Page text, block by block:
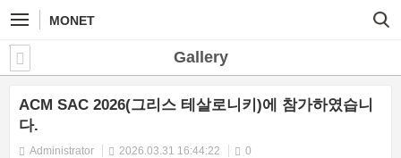
MONET
Gallery
ACM SAC 2026(그리스 테살로니키)에 참가하였습니
다.
Administrator 2026.03.31 16:44:22 0